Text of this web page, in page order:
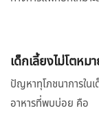
เด็กเลี้ยงไม่โตหม
ปัญหาทุโภชนาการใน
อาหารที่พบบ่อย คือ